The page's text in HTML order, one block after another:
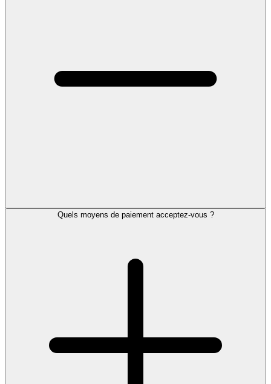
Quels moyens de paiement acceptez-vous ?